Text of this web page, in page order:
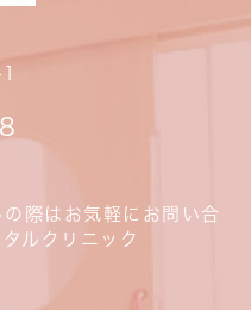
際はお気軽にお問い合
ルクリニック